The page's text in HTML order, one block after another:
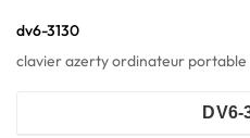
dv6-3130
clavier azerty ordinateur portable
DV6-